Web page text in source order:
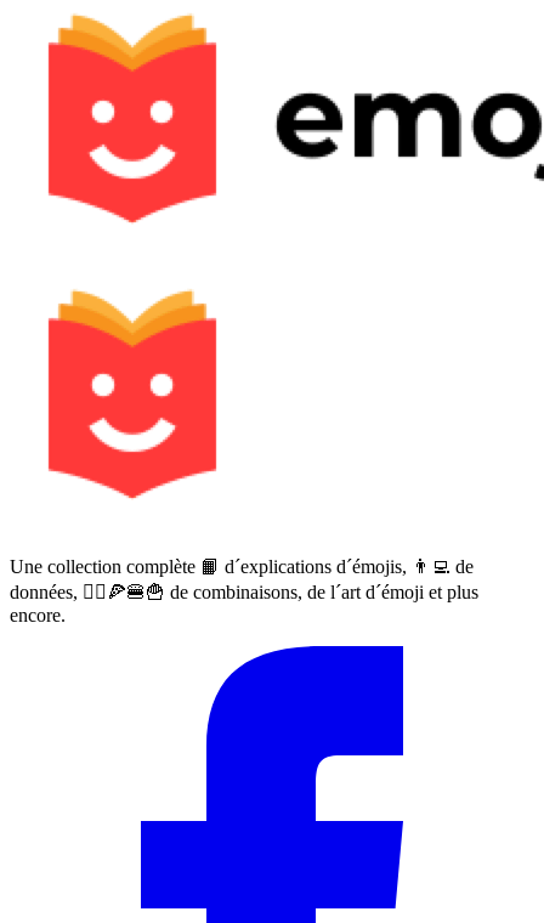
Une collection complète 📙 d´explications d´émojis, 👨‍💻 de
données, 🙅‍♀️🍕🍔🍟 de combinaisons, de l´art d´émoji et plus
encore.